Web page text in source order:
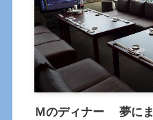
Ｍのディナー 夢に